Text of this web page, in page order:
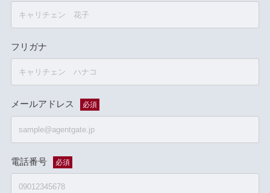
フリガナ
メールアドレス 必須
電話番号 必須